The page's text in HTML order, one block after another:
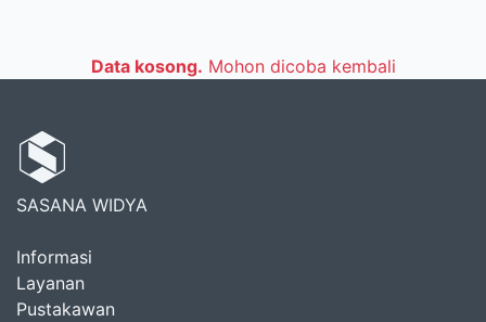
Data kosong. Mohon dicoba kembali
SASANA WIDYA
Informasi
Layanan
Pustakawan